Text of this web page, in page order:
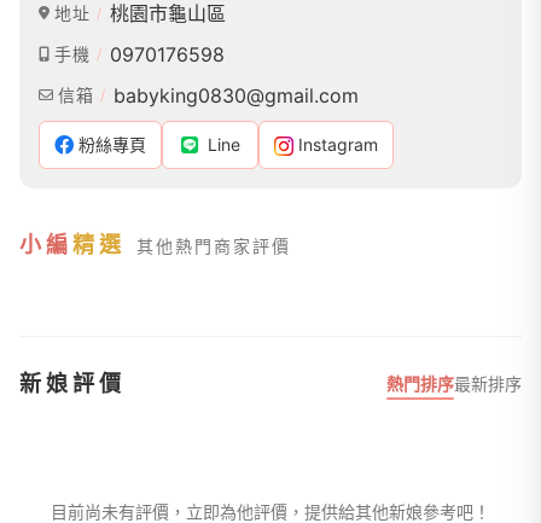
地址 桃園市龜山區
手機 0970176598
信箱 babyking0830@gmail.com
粉絲專頁 Line Instagram
小編精選 其他熱門商家評價
新娘評價 熱門排序最新排序
目前尚未有評價，立即為他評價，提供給其他新娘參考吧！